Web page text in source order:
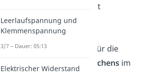
kannst du mit
F = q
berechnen. Dabei steht
für die
bewegten Teilchensim
Leerlaufspannung und
Klemmenspannung
3/7 – Dauer: 05:13
Elektrischer Widerstand